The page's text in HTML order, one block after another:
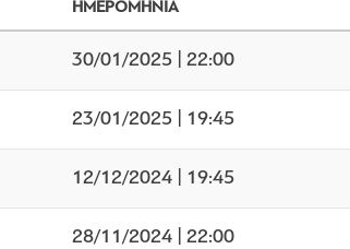
ΗΜΕΡΟΜΗΝΙΑ
30/01/2025 | 22:00
23/01/2025 | 19:45
12/12/2024 | 19:45
28/11/2024 | 22:00